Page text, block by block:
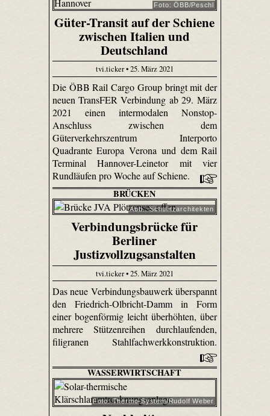
Foto: ÖBB/Peschl
Güter-Transit auf der Schiene
zwischen Italien und
Deutschland
tvi.ticker • 25. März 2021
Die ÖBB Rail Cargo Group bringt mit der
neuen TransFER Verbindung ab 29. März
2021 einen intermodalen Nonstop-
Anschluss zwischen dem
Güterverkehrszentrum Interporto
Quadrante Europa Verona und dem Rail
Terminal Hannover-Leinetor mit vier
Rundläufen pro Woche auf Schiene.
BRÜCKEN
Abb.: Schulitzarchitekten
Verbindungsbrücke für
Berliner
Justizvollzugsanstalten
tvi.ticker • 25. März 2021
Das neue Verbindungsbauwerk überspannt
den Friedrich-Olbricht-Damm in Form
einer bogenförmig leicht überhöhten, über
mehrere Stützenreihen durchlaufenden,
filigranen Stahlfachwerkkonstruktion.
WASSERWIRTSCHAFT
Foto: Thermo-System/Rudolf Weber